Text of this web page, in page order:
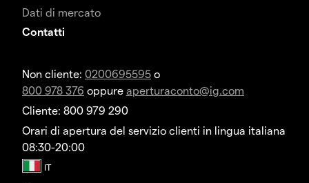
Dati di mercato
Contatti
Non cliente: 0200695595 o
800 978 376 oppure aperturaconto@ig.com
Cliente: 800 979 290
Orari di apertura del servizio clienti in lingua italiana
08:30-20:00